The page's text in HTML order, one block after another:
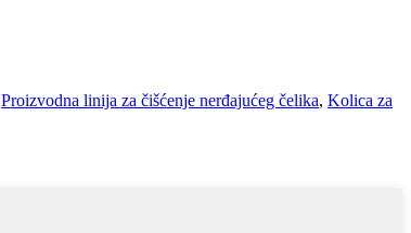
Proizvodna linija za čišćenje nerđajućeg čelika, Kolica za